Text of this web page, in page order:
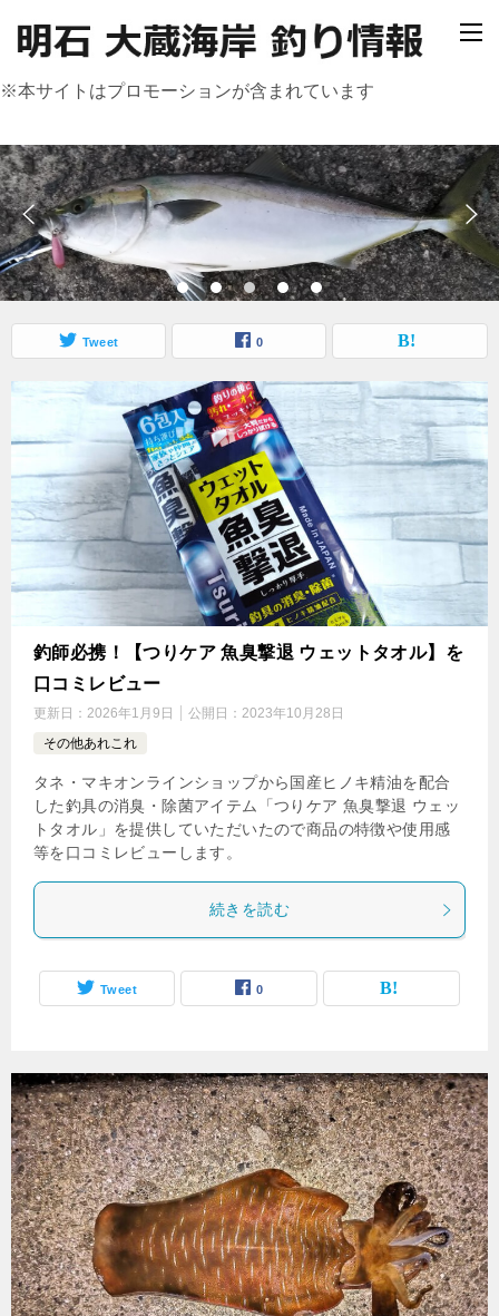
※本サイトはプロモーションが含まれています
Tweet 0
釣師必携！【つりケア 魚臭撃退 ウェットタオル】を
口コミレビュー
更新日： 2026年1月9日 公開日： 2023年10月28日
その他あれこれ
タネ・マキオンラインショップから国産ヒノキ精油を配合
した釣具の消臭・除菌アイテム「つりケア 魚臭撃退 ウェッ
トタオル」を提供していただいたので商品の特徴や使用感
等を口コミレビューします。
続きを読む
Tweet 0